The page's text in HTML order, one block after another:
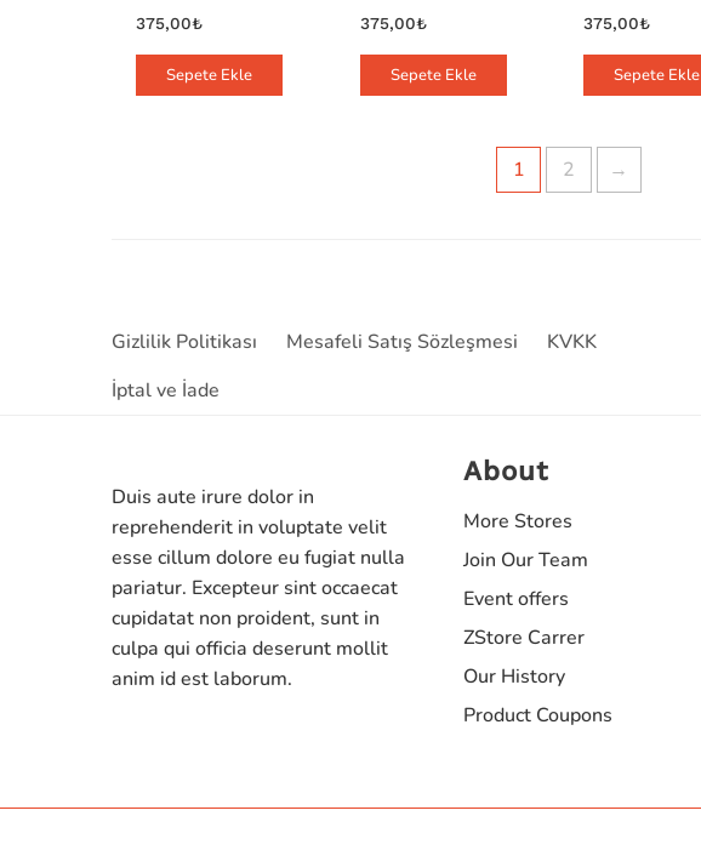
375,00₺
Sepete Ekle
375,00₺
Sepete Ekle
375,00₺
Sepete Ekle
1 2 →
Gizlilik Politikası Mesafeli Satış Sözleşmesi
KVKK
İptal ve İade
Duis aute irure dolor in
reprehenderit in voluptate velit
esse cillum dolore eu fugiat nulla
pariatur. Excepteur sint occaecat
cupidatat non proident, sunt in
culpa qui officia deserunt mollit
anim id est laborum.
About
More Stores
Join Our Team
Event offers
ZStore Carrer
Our History
Product Coupons